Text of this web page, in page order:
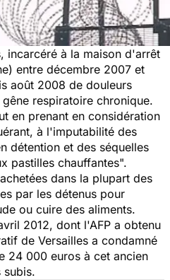
incarcéré à la maison d'arrêt
entre décembre 2007 et
août 2008 de douleurs
respiratoire chronique.
en prenant en considération
à l'imputabilité des
détention et des séquelles
pastilles chauffantes".
dans la plupart des
par les détenus pour
ou cuire des aliments.
2012, dont l'AFP a obtenu
de Versailles a condamné
24 000 euros à cet ancien
subis.